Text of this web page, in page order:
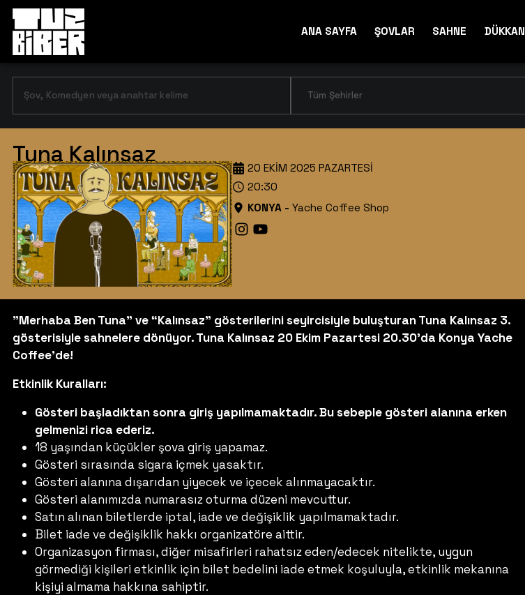
ANA SAYFA ŞOVLAR SAHNE DÜKKAN
Tüm Şehirler
Tuna Kalınsaz
KONYA- Yache Coffee Shop
20 EKIM 2025 PAZARTESI
20:30
"Merhaba Ben Tuna" ve “Kalınsaz” gösterilerini seyircisiyle buluşturan Tuna Kalınsaz 3.
gösterisiyle sahnelere dönüyor. Tuna Kalınsaz 20 Ekim Pazartesi 20.30'da Konya Yache
Coffee'de!
Etkinlik Kuralları:
Gösteri başladıktan sonra giriş yapılmamaktadır. Bu sebeple gösteri alanına erken
gelmenizi rica ederiz.
18 yaşından küçükler şova giriş yapamaz.
Gösteri sırasında sigara içmek yasaktır.
Gösteri alanına dışarıdan yiyecek ve içecek alınmayacaktır.
Gösteri alanımızda numarasız oturma düzeni mevcuttur.
Satın alınan biletlerde iptal, iade ve değişiklik yapılmamaktadır.
Bilet iade ve değişiklik hakkı organizatöre aittir.
Organizasyon firması, diğer misafirleri rahatsız eden/edecek nitelikte, uygun
görmediği kişileri etkinlik için bilet bedelini iade etmek koşuluyla, etkinlik mekanına
kişiyi almama hakkına sahiptir.